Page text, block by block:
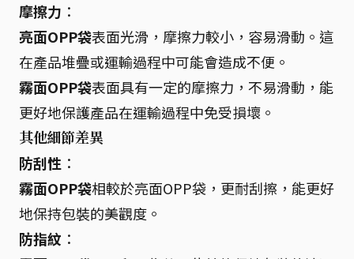
摩擦力 ：
亮面OPP袋表面光滑，摩擦力較小，容易滑動。這
在產品堆疊或運輸過程中可能會造成不便。
霧面OPP袋表面具有一定的摩擦力，不易滑動，能
更好地保護產品在運輸過程中免受損壞。
其他細節差異
防刮性 ：
霧面OPP袋相較於亮面OPP袋，更耐刮擦，能更好
地保持包裝的美觀度。
防指紋 ：